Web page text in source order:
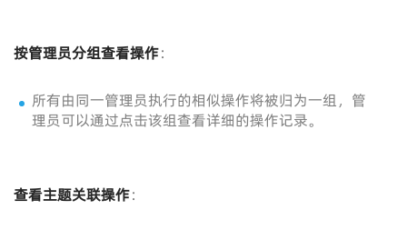
按管理员分组查看操作：
所有由同一管理员执行的相似操作将被归为一组，管
理员可以通过点击该组查看详细的操作记录。
查看主题关联操作：